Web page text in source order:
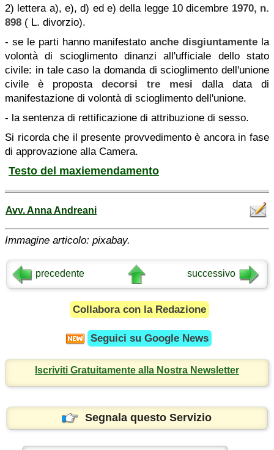
2) lettera a), e), d) ed e) della legge 10 dicembre 1970, n.
898 ( L. divorzio).
- se le parti hanno manifestato anche disgiuntamente la
volontà di scioglimento dinanzi all'ufficiale dello stato
civile: in tale caso la domanda di scioglimento dell'unione
civile è propostadecorsi tre mesi dalla data di
manifestazione di volontà di scioglimento dell'unione.
- la sentenza di rettificazione di attribuzione di sesso.
Si ricorda che il presente provvedimento è ancora in fase
di approvazione alla Camera.
Testo del maxiemendamento
Avv. Anna Andreani
Immagine articolo: pixabay.
precedente successivo
Collabora con la Redazione
Seguici su Google News
Iscriviti Gratuitamente alla Nostra Newsletter
Segnala questo Servizio